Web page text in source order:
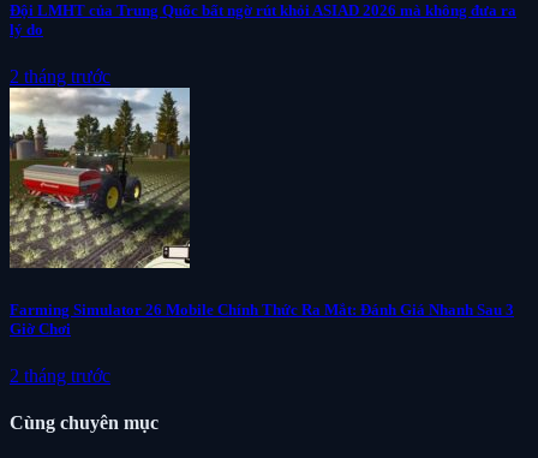
Đội LMHT của Trung Quốc bất ngờ rút khỏi ASIAD 2026 mà không đưa ra
lý do
2 tháng trước
Farming Simulator 26 Mobile Chính Thức Ra Mắt: Đánh Giá Nhanh Sau 3
Giờ Chơi
2 tháng trước
Cùng chuyên mục